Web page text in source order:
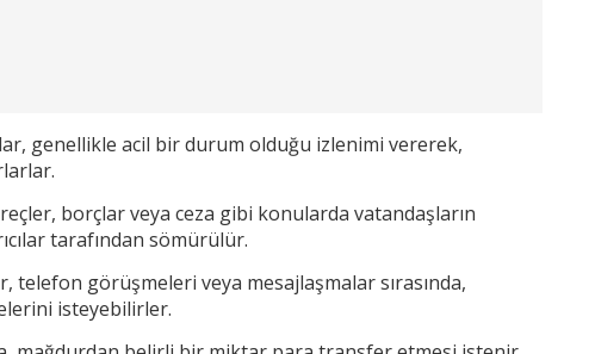
genellikle acil bir durum olduğu izlenimi vererek,
borçlar veya ceza gibi konularda vatandaşların
tarafından sömürülür.
telefon görüşmeleri veya mesajlaşmalar sırasında,
isteyebilirler.